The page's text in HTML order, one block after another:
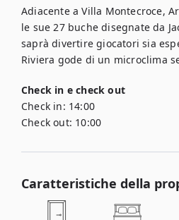
Adiacente a Villa Montecroce,
le sue 27 buche disegnate da
saprà divertire giocatori sia
Riviera gode di un microclima
Check in e check out
Check in: 14:00
Check out: 10:00
Caratteristiche della